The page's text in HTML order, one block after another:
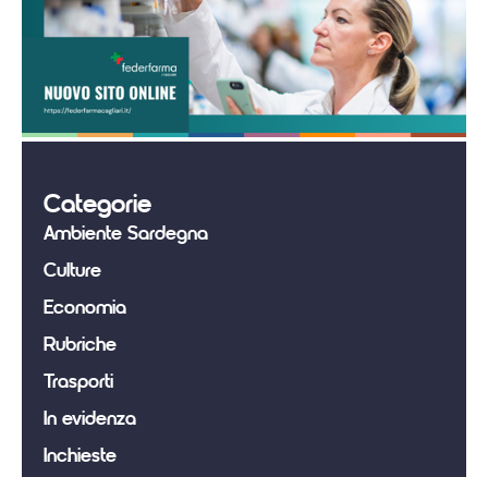
Categorie
Ambiente Sardegna
Culture
Economia
Rubriche
Trasporti
In evidenza
Inchieste